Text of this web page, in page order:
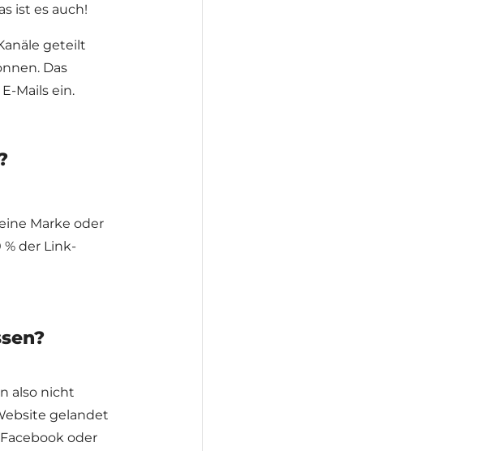
ist es auch!
geteilt
Das
Mails ein.
Marke oder
der Link-
also nicht
gelandet
oder